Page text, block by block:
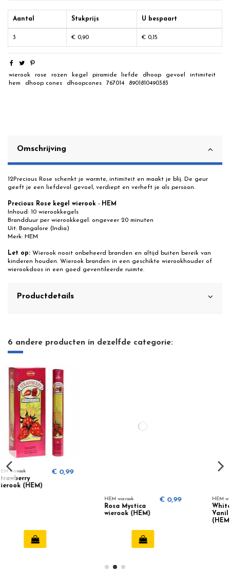
Aantal Stukprijs U bespaart
3 € 0,90 € 0,15
wierook rose rozen kegel piramide liefde dhoop gevoel
intimiteit
hem
dhoop cones dhoopcones 767014 8901810490383
Omschrijving
12Precious Rose schenkt je warmte, intimiteit en maakt je blij. De geur
geeft je een liefdevol gevoel, verdiept en verheft je als persoon.
Precious Rose kegel wierook - HEM
Inhoud: 10 wierookkegels
Brandduur per wierookkegel: ongeveer 20 minuten
Uit: Bangalore (India)
Merk: HEM
Let op: Wierook nooit onbeheerd branden en altijd buiten bereik van
kinderen houden. Wierook branden in een geschikte wierookhouder of
wierookdoos in een goed geventileerde ruimte.
Productdetails
6 andere producten in dezelfde categorie:
€ 0,99 HEM wierook
White Sage
Vanilla wierook
€ 0,99